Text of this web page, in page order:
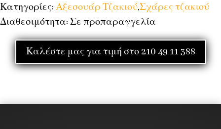
Κατηγορίες: Αξεσουάρ Τζακιού,Σχάρες τζακιού
Διαθεσιμότητα: Σε προπαραγγελία
Καλέστε μας για τιμή στο 210 49 11 388